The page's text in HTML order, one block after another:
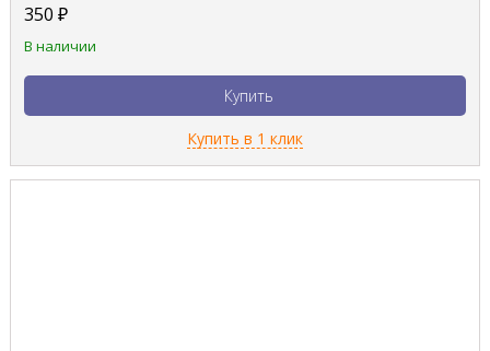
350 ₽
В наличии
Купить
Купить в 1 клик